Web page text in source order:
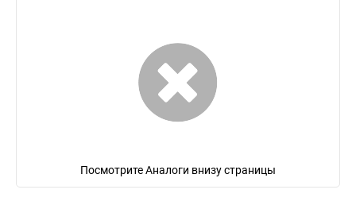
Посмотрите Аналоги внизу страницы